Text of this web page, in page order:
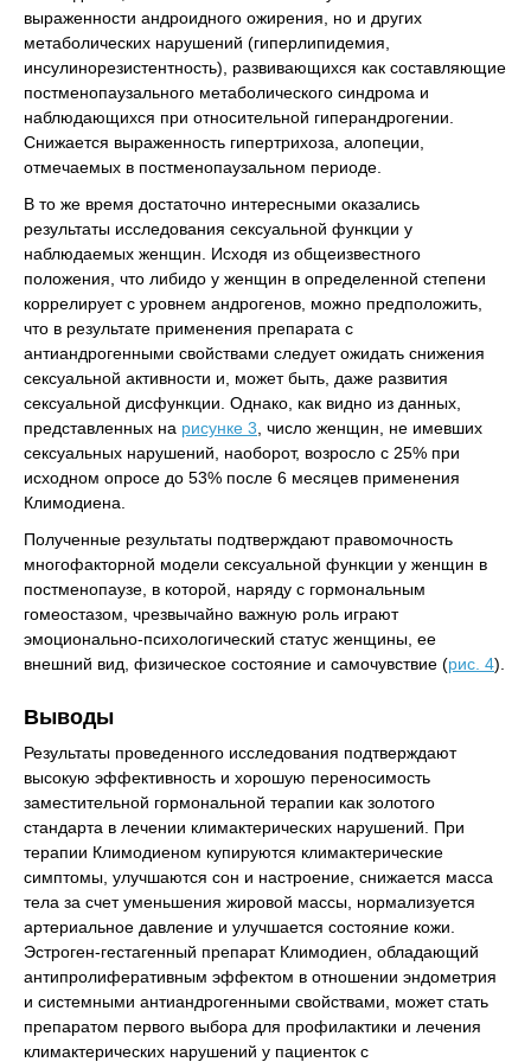
выраженности андроидного ожирения, но и других
метаболических нарушений (гиперлипидемия,
инсулинорезистентность), развивающихся как составляющие
постменопаузального метаболического синдрома и
наблюдающихся при относительной гиперандрогении.
Снижается выраженность гипертрихоза, алопеции,
отмечаемых в постменопаузальном периоде.
В то же время достаточно интересными оказались
результаты исследования сексуальной функции у
наблюдаемых женщин. Исходя из общеизвестного
положения, что либидо у женщин в определенной степени
коррелирует с уровнем андрогенов, можно предположить,
что в результате применения препарата с
антиандрогенными свойствами следует ожидать снижения
сексуальной активности и, может быть, даже развития
сексуальной дисфункции. Однако, как видно из данных,
представленных на рисунке 3 , число женщин, не имевших
сексуальных нарушений, наоборот, возросло с 25% при
исходном опросе до 53% после 6 месяцев применения
Климодиена.
Полученные результаты подтверждают правомочность
многофакторной модели сексуальной функции у женщин в
постменопаузе, в которой, наряду с гормональным
гомеостазом, чрезвычайно важную роль играют
эмоционально-психологический статус женщины, ее
внешний вид, физическое состояние и самочувствие (рис. 4).
Выводы
Результаты проведенного исследования подтверждают
высокую эффективность и хорошую переносимость
заместительной гормональной терапии как золотого
стандарта в лечении климактерических нарушений. При
терапии Климодиеном купируются климактерические
симптомы, улучшаются сон и настроение, снижается масса
тела за счет уменьшения жировой массы, нормализуется
артериальное давление и улучшается состояние кожи.
Эстроген-гестагенный препарат Климодиен, обладающий
антипролиферативным эффектом в отношении эндометрия
и системными антиандрогенными свойствами, может стать
препаратом первого выбора для профилактики и лечения
климактерических нарушений у пациенток с